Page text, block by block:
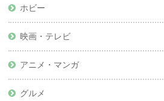
ホビー
映画・テレビ
アニメ・マンガ
グルメ